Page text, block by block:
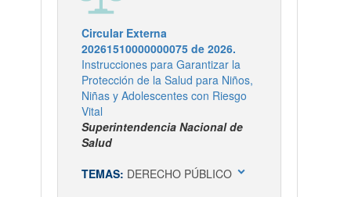
Circular Externa
20261510000000075 de 2026.
Instrucciones para Garantizar la
Protección de la Salud para Niños,
Niñas y Adolescentes con Riesgo
Vital
Superintendencia Nacional de
Salud
TEMAS: DERECHO PÚBLICO expand_more